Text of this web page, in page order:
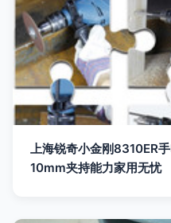
上海锐奇小金刚8310ER
10mm夹持能力家用无忧